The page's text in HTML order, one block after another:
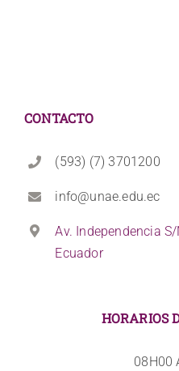
CONTACTO
(593) (7) 3701200
info@unae.edu.ec
Av. Independencia
Ecuador
HORARIOS
08H00